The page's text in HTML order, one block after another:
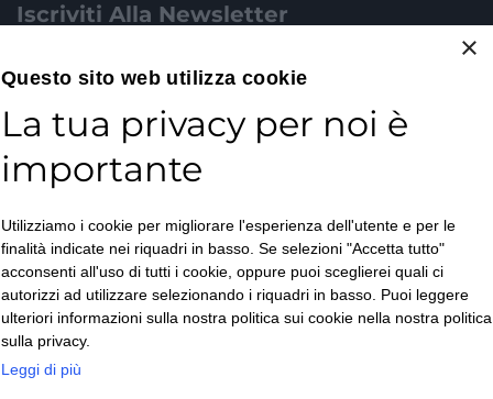
Iscriviti Alla Newsletter
Email*
Privacy Policy*
ISCRIVITI
×
Questo sito web utilizza cookie
La tua privacy per noi è
importante
Utilizziamo i cookie per migliorare l'esperienza dell'utente e per le
finalità indicate nei riquadri in basso. Se selezioni "Accetta tutto"
acconsenti all'uso di tutti i cookie, oppure puoi sceglierei quali ci
autorizzi ad utilizzare selezionando i riquadri in basso. Puoi leggere
ulteriori informazioni sulla nostra politica sui cookie nella nostra politica
sulla privacy.
Leggi di più